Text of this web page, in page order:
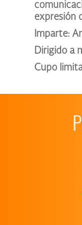
expresión
Imparte:
Dirigido a
Cupo